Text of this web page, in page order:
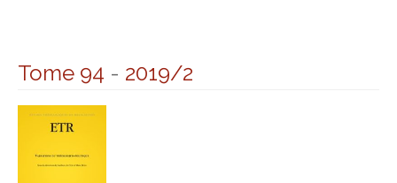
Tome 94 - 2019/2